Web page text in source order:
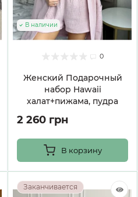
0
Женский Подарочный
набор Hawaii
халат+пижама, пудра
В наличии
2 260 грн
В корзину
Заканчивается